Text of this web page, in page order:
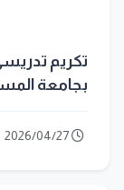
تكريم
بجامعة